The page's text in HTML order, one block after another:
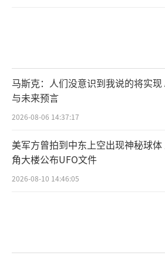
马斯克：人们没意识到我说的将实现
与未来预言
2026-08-06 14:37:17
美军方曾拍到中东上空出现神秘球体
角大楼公布UFO文件
2026-08-10 14:46:05